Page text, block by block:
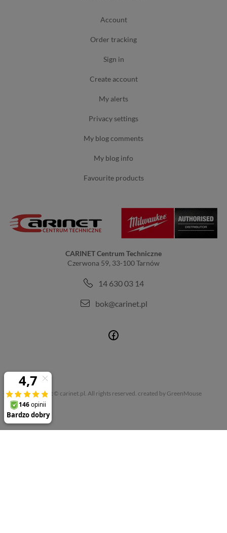
account
order tracking
sign in
create account
my alerts
privacy settings
my blog comments
my blog info
favourite products
CARINET Centrum Techniczne
Czerwona 59, 33-100 Tarnów
14 630 03 14
bok@carinet.pl
Copyright © carinet.pl. All rights reserved. created by GreenMouse